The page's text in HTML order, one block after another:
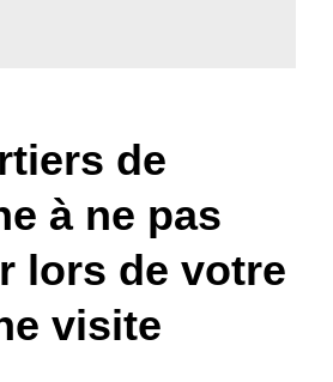
de
à ne pas
lors de votre
visite